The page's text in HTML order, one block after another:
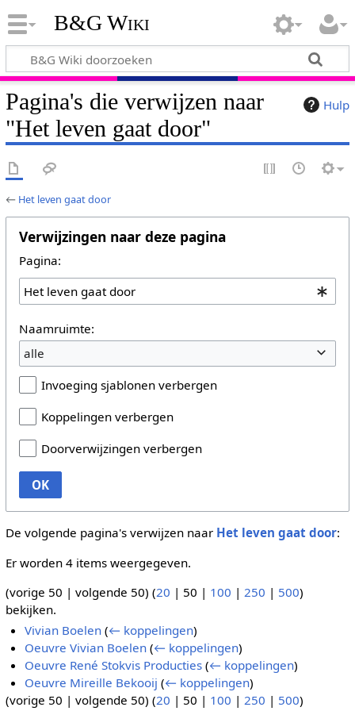
B&G Wiki
Hulp
Pagina's die verwijzen naar
"Het leven gaat door"
← Het leven gaat door
Verwijzingen naar deze pagina
Pagina:
Naamruimte:
alle
Invoeging sjablonen verbergen
Koppelingen verbergen
Doorverwijzingen verbergen
OK
De volgende pagina's verwijzen naar Het leven gaat door:
Er worden 4 items weergegeven.
(vorige 50 | volgende 50) (20 | 50 | 100 | 250 | 500)
bekijken.
Vivian Boelen (← koppelingen)
Oeuvre Vivian Boelen (← koppelingen)
Oeuvre René Stokvis Producties (← koppelingen)
Oeuvre Mireille Bekooij (← koppelingen)
(vorige 50 | volgende 50) (20 | 50 | 100 | 250 | 500)